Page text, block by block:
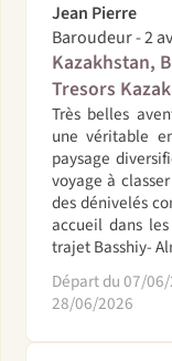
Jean Pierre
Baroudeur - 2
Kazakhstan,
Tresors
Très belles
une véritable
paysage
voyage à
des dénivelés
accueil dans
trajet Basshiy-
Départ du 07/
28/06/2026